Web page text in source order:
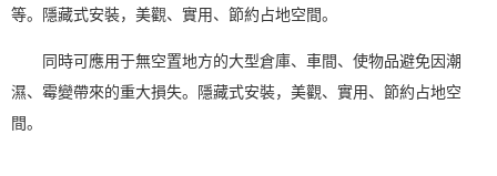
等。隱藏式安裝，美觀、實用、節約占地空間。
同時可應用于無空置地方的大型倉庫、車間、使物品避免因潮
濕、霉變帶來的重大損失。隱藏式安裝，美觀、實用、節約占地空
間。